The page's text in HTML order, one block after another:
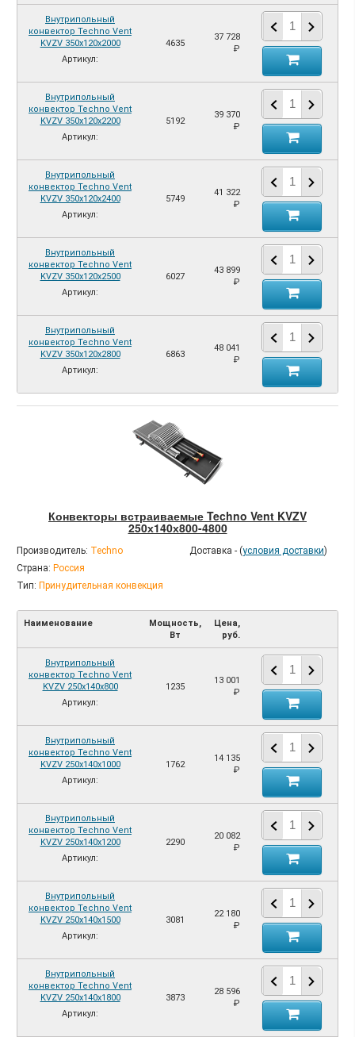
Внутрипольный
конвектор Techno Vent
KVZV 350х120х2000
Артикул:
4635
37 728
₽
Внутрипольный
конвектор Techno Vent
KVZV 350х120х2200
Артикул:
5192
39 370
₽
Внутрипольный
конвектор Techno Vent
KVZV 350х120х2400
Артикул:
5749
41 322
₽
Внутрипольный
конвектор Techno Vent
KVZV 350х120х2500
Артикул:
6027
43 899
₽
Внутрипольный
конвектор Techno Vent
KVZV 350х120х2800
Артикул:
6863
48 041
₽
Конвекторы встраиваемые Techno Vent KVZV
250х140х800-4800
Производитель: Techno
Страна: Россия
Тип: Принудительная конвекция
Доставка - (условия доставки)
Наименование
Мощность,
Вт
Цена,
руб.
Внутрипольный
конвектор Techno Vent
KVZV 250х140х800
Артикул:
1235
13 001
₽
Внутрипольный
конвектор Techno Vent
KVZV 250х140х1000
Артикул:
1762
14 135
₽
Внутрипольный
конвектор Techno Vent
KVZV 250х140х1200
Артикул:
2290
20 082
₽
Внутрипольный
конвектор Techno Vent
KVZV 250х140х1500
Артикул:
3081
22 180
₽
Внутрипольный
конвектор Techno Vent
KVZV 250х140х1800
Артикул:
3873
28 596
₽